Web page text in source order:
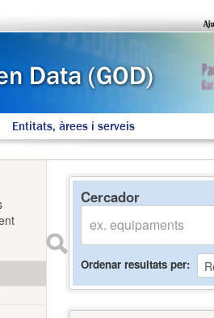
Entitats, àrees i serveis
Cercador
Ordenar resultats per